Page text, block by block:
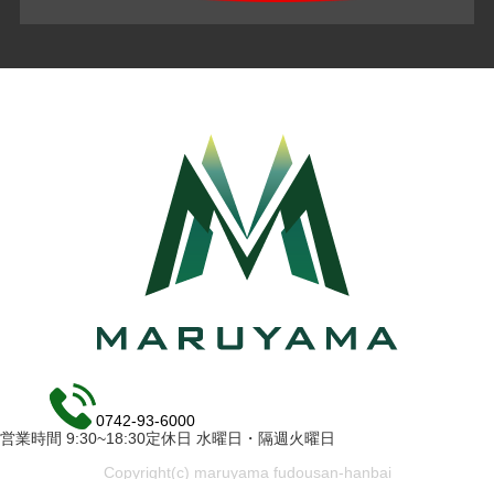
0742-93-6000
営業時間 9:30~18:30定休日 水曜日・隔週火曜日
Copyright(c) maruyama fudousan-hanbai